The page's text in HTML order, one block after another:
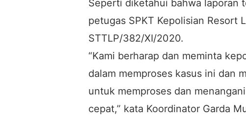
Seperti diketahui bahwa laporan
petugas SPKT Kepolisian Resort
STTLP/382/XI/2020.
“Kami berharap dan meminta
dalam memproses kasus ini dan
untuk memproses dan
cepat,” kata Koordinator Garda